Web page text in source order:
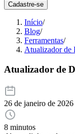
Cadastre-se
Início/
Blog/
Ferramentas/
Atualizador de
Atualizador de
26 de janeiro de 2026
8 minutos